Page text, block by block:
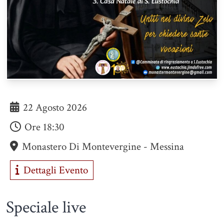
22 Agosto 2026
Ore 18:30
Monastero Di Montevergine - Messina
Dettagli Evento
Speciale live